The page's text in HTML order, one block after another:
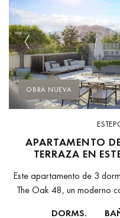
Previous
OBRA NUEVA
APARTAMENTO
TERRAZA EN
Este apartamento de 3
The Oak 48, un moderno
DORMS.